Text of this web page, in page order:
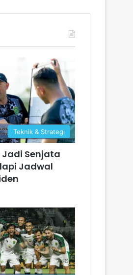
Teknik & Strategi
Jadi Senjata
Jadwal